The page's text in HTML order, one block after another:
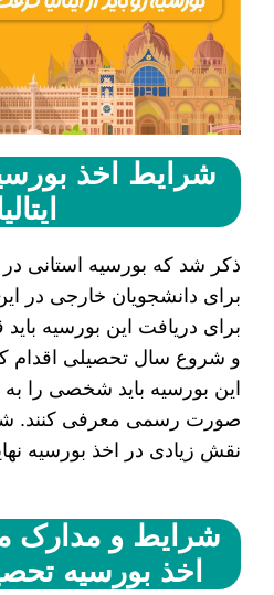
شرایط اخذ
ذکر شد که بورسیه استانی
برای دانشجویان خارجی در
برای دریافت این بورسیه باید
و شروع سال تحصیلی اقدام
این بورسیه باید شخصی را
صورت رسمی معرفی کنند.
نقش زیادی در اخذ بورسیه
شرایط و مدارک
اخذ بورسیه